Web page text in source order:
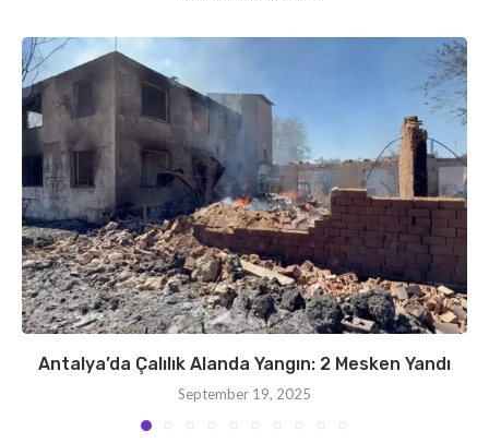
Antalya’da Çalılık Alanda Yangın: 2 Mesken Yandı
September 19, 2025